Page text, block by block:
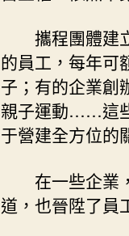
攜程團體建
的員工，每年可
子；有的企業創
親子運動……這
于營建全方位的
在一些企業
道，也晉陞了員